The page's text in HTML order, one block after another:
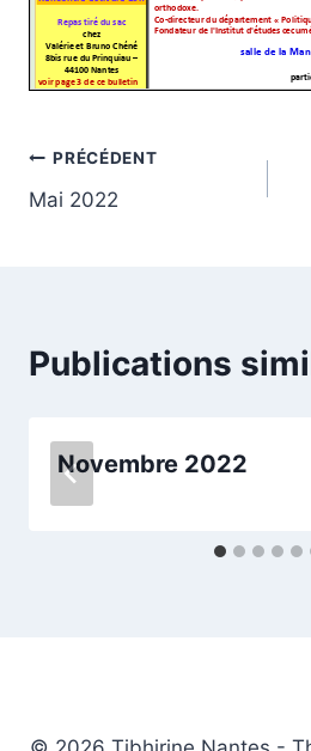
Navigation
de
PRÉCÉDENT
Mai 2022
Publications
Novembre 2022